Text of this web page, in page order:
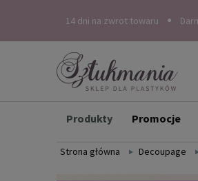
14 dni na zwrot towaru
Produkty Promocje
Strona główna Decoupage